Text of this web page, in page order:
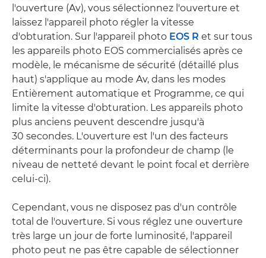
l'ouverture (Av), vous sélectionnez l'ouverture et
laissez l'appareil photo régler la vitesse
d'obturation. Sur l'appareil photo EOS R et sur tous
les appareils photo EOS commercialisés après ce
modèle, le mécanisme de sécurité (détaillé plus
haut) s'applique au mode Av, dans les modes
Entièrement automatique et Programme, ce qui
limite la vitesse d'obturation. Les appareils photo
plus anciens peuvent descendre jusqu'à
30 secondes. L'ouverture est l'un des facteurs
déterminants pour la profondeur de champ (le
niveau de netteté devant le point focal et derrière
celui-ci).
Cependant, vous ne disposez pas d'un contrôle
total de l'ouverture. Si vous réglez une ouverture
très large un jour de forte luminosité, l'appareil
photo peut ne pas être capable de sélectionner